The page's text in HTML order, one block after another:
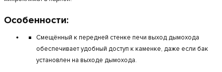
Особенности:
Смещённый к передней стенке печи выход дымохода
обеспечивает удобный доступ к каменке, даже если бак
установлен на выходе дымохода.